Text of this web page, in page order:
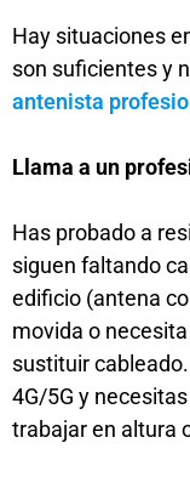
Hay situaciones
son suficientes y
antenista
Llama a un
Has probado a
siguen faltando
edificio (antena
movida o
sustituir
4G/5G y
trabajar en altura